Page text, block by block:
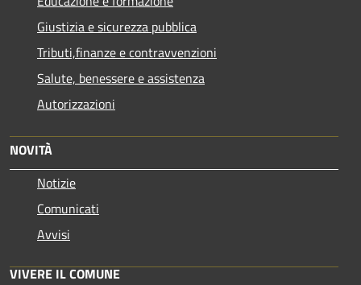
Giustizia e sicurezza pubblica
Tributi,finanze e contravvenzioni
Salute, benessere e assistenza
Autorizzazioni
NOVITÀ
Notizie
Comunicati
Avvisi
VIVERE IL COMUNE